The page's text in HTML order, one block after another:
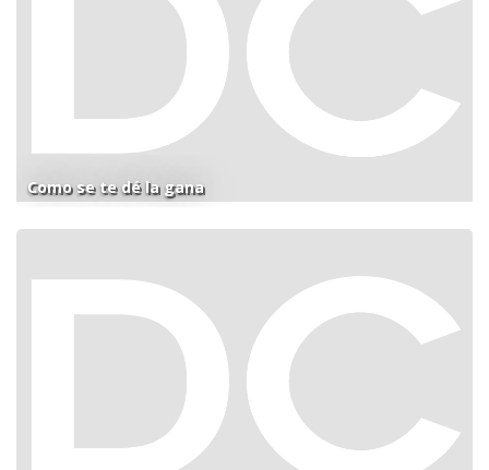
Como se te dé la gana